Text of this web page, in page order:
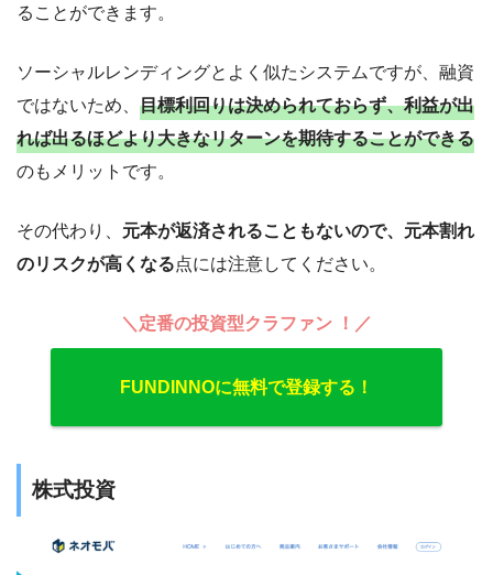
ることができます。
ソーシャルレンディングとよく似たシステムですが、融資
ではないため、 目標利回りは決められておらず、利益が出
れば出るほどより大きなリターンを期待することができる
のもメリットです。
その代わり、 元本が返済されることもないので、元本割れ
のリスクが高くなる点には注意してください。
＼定番の投資型クラファン ！／
FUNDINNOに無料で登録する！
株式投資